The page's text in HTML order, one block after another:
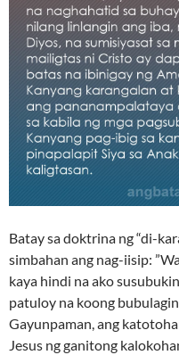
Batay sa doktrina ng “di-
simbahan ang nag-iisip:
kaya hindi na ako
patuloy na koong
Gayunpaman, ang
Jesus ng ganitong